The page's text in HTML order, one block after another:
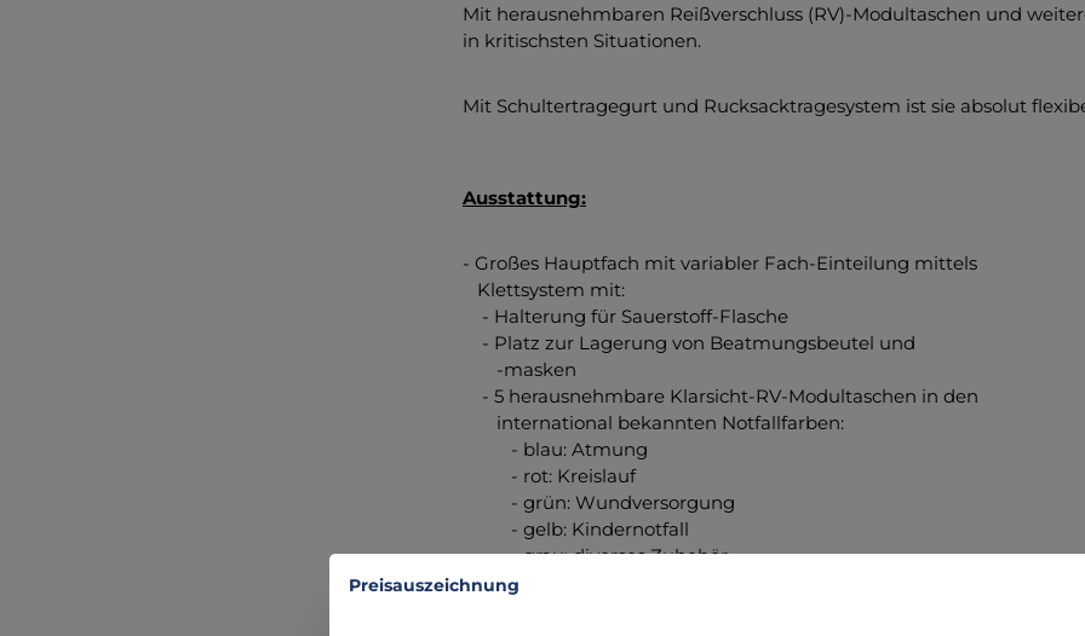
Mit herausnehmbaren Reißverschluss (RV)-Modultaschen und
in kritischsten Situationen.
Mit Schultertragegurt und Rucksacktragesystem ist sie absolut
Ausstattung:
- Großes Hauptfach mit variabler Fach-Einteilung mittels
Klettsystem mit:
- Halterung für Sauerstoff-Flasche
- Platz zur Lagerung von Beatmungsbeutel und
-masken
- 5 herausnehmbare Klarsicht-RV-Modultaschen in den
international bekannten Notfallfarben:
- blau: Atmung
- rot: Kreislauf
- grün: Wundversorgung
- gelb: Kindernotfall
- grau: diverses Zubehör
- 1 thermoisoliertes Ampullarium mit:
Preisauszeichnung